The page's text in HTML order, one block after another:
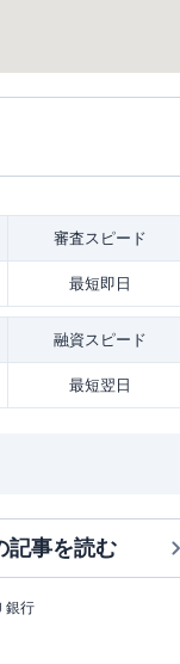
審査スピード
最短即日
融資スピード
最短翌日
記事を読む
銀行